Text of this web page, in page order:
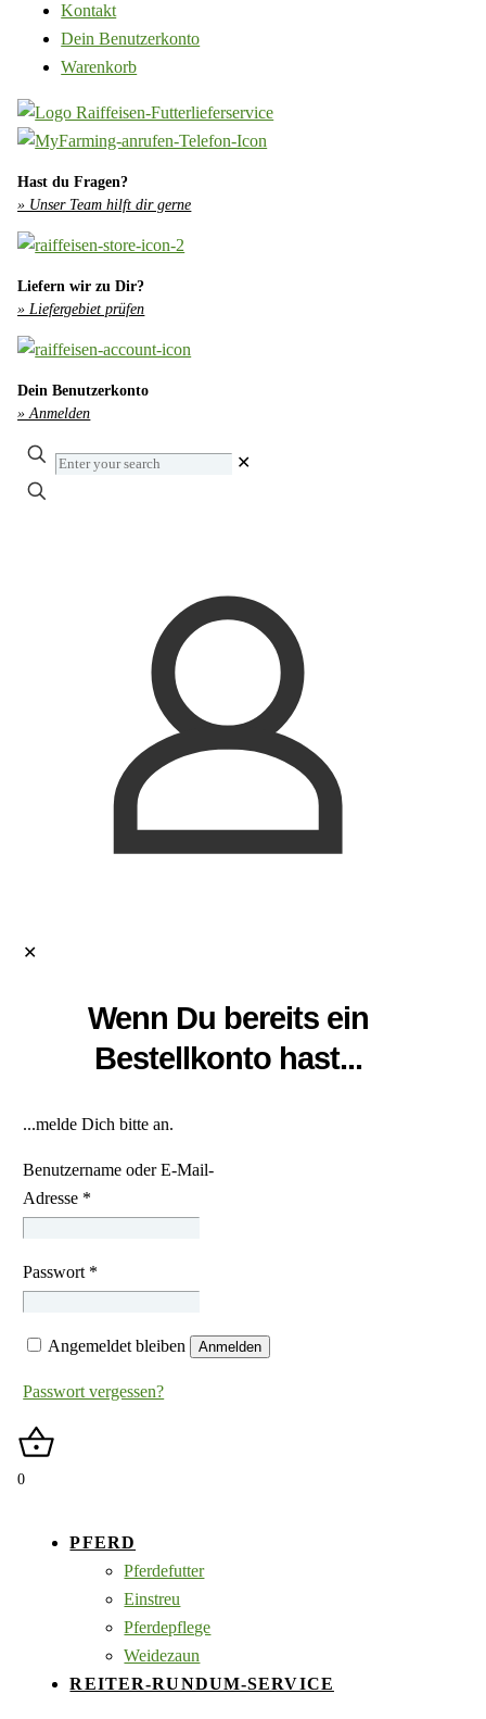
Kontakt
Dein Benutzerkonto
Warenkorb
Hast du Fragen?
» Unser Team hilft dir gerne
Liefern wir zu Dir?
» Liefergebiet prüfen
Dein Benutzerkonto
» Anmelden
Enter
your
✕
✕
Wenn Du bereits ein
Bestellkonto hast...
...melde Dich bitte an.
Benutzername oder E-Mail-
Adresse *
Passwort *
Angemeldet bleiben Anmelden
Passwort vergessen?
0
PFERD
Pferdefutter
Einstreu
Pferdepflege
Weidezaun
REITER-RUNDUM-SERVICE